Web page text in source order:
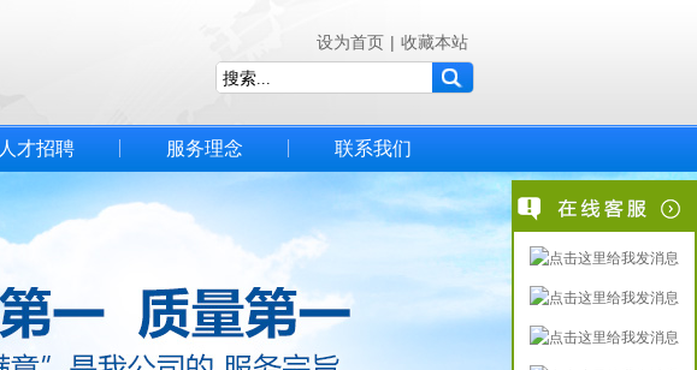
设为首页 | 收藏本站
人才招聘 服务理念 联系我们